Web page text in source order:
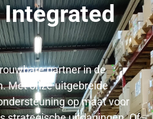
partner in de
Met onze uitgebreide
op maat voor